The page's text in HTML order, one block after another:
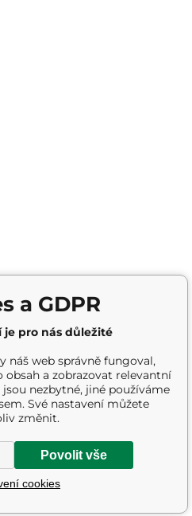
a GDPR
je pro nás důležité
náš web správně fungoval,
a zobrazovat relevantní
nezbytné, jiné používáme
Své nastavení můžete
změnit.
Povolit vše
cookies